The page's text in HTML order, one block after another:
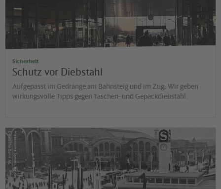
Sicherheit
Schutz vor Diebstahl
Aufgepasst im Gedränge am Bahnsteig und im Zug: Wir geben
wirkungsvolle Tipps gegen Taschen- und Gepäckdiebstahl.
©
H
is
t
o
r
is
c
h
e
S
a
m
m
lu
n
g
d
e
r
D
e
u
t
s
c
h
e
B
a
h
n
A
G